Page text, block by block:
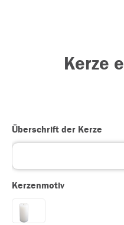
Kerze
Überschrift der Kerze
Kerzenmotiv